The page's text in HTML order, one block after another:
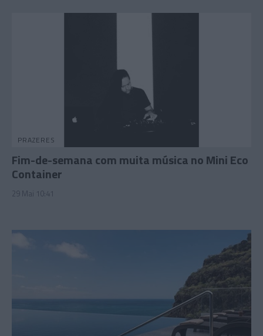
PRAZERES
Fim-de-semana com muita música no Mini Eco
Container
29 Mai 10:41